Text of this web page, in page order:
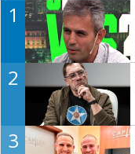
1
2
3